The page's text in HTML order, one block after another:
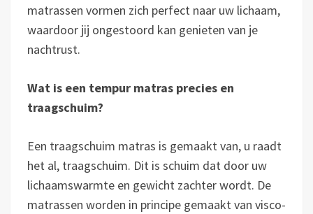
matrassen vormen zich perfect naar uw lichaam,
waardoor jij ongestoord kan genieten van je
nachtrust.
Wat is een tempur matras precies en
traagschuim?
Een traagschuim matras is gemaakt van, u raadt
het al, traagschuim. Dit is schuim dat door uw
lichaamswarmte en gewicht zachter wordt. De
matrassen worden in principe gemaakt van visco-